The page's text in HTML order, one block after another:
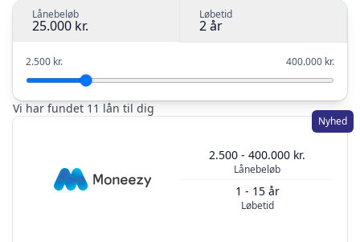
Lånebeløb
25.000 kr.
Løbetid
2 år
2.500 kr. 400.000 kr.
Vi har fundet 11 lån til dig
Nyhed
Lånebeløb
2.500 - 400.000 kr.
Løbetid
1 - 15 år